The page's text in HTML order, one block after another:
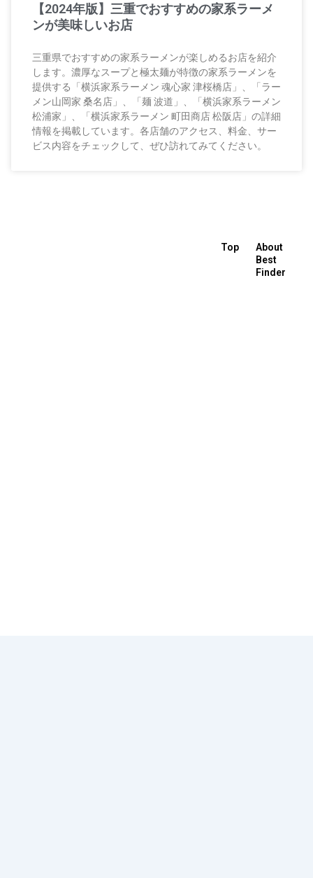
【2024年版】三重でおすすめの家系ラーメ
ンが美味しいお店
三重県でおすすめの家系ラーメンが楽しめるお店を紹介
します。濃厚なスープと極太麺が特徴の家系ラーメンを
提供する「横浜家系ラーメン 魂心家 津桜橋店」、「ラー
メン山岡家 桑名店」、「麺 波道」、「横浜家系ラーメン
松浦家」、「横浜家系ラーメン 町田商店 松阪店」の詳細
情報を掲載しています。各店舗のアクセス、料金、サー
ビス内容をチェックして、ぜひ訪れてみてください。
Top
About
Best
Finder